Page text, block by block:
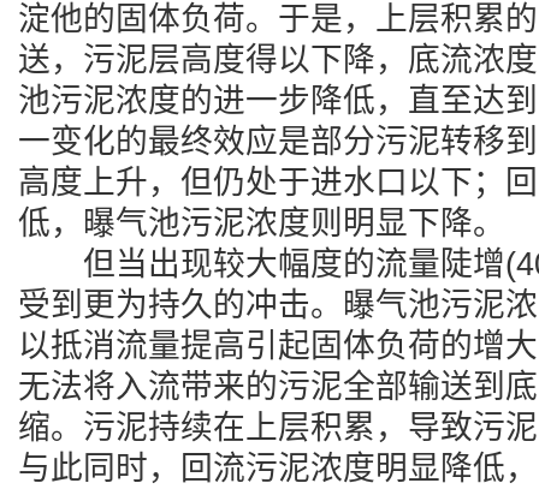
淀他的固体负荷。于是，上层积累
送，污泥层高度得以下降，底流浓
池污泥浓度的进一步降低，直至达
一变化的最终效应是部分污泥转移
高度上升，但仍处于进水口以下；
低，曝气池污泥浓度则明显下降。
但当出现较大幅度的流量陡增
受到更为持久的冲击。曝气池污泥
以抵消流量提高引起固体负荷的增
无法将入流带来的污泥全部输送到
缩。污泥持续在上层积累，导致污
与此同时，回流污泥浓度明显降低